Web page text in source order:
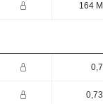
164 M
0,7
0,73